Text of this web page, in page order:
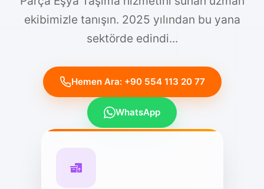
ekibimizle tanışın. 2025 yılından bu yana
sektörde edindi...